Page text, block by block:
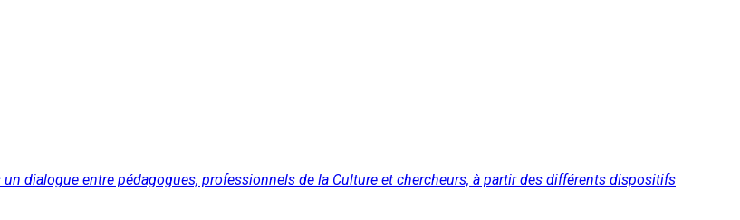
dialogue entre pédagogues, professionnels de la Culture et chercheurs, à partir des différents dispositifs